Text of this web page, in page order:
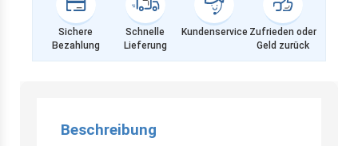
Sichere
Bezahlung
Schnelle
Lieferung
Kundenservice Zufrieden oder
Geld zurück
Beschreibung